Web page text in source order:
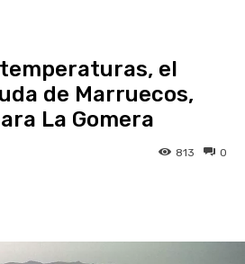
el
de Marruecos,
La Gomera
0
813